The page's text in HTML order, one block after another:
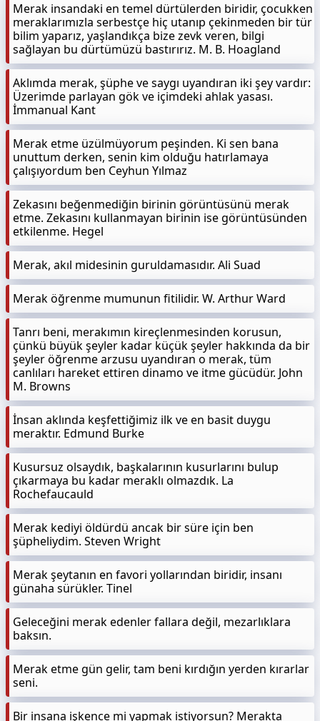
Merak insandaki en temel dürtülerden biridir, çocukken
meraklarımızla serbestçe hiç utanıp çekinmeden bir tür
bilim yaparız, yaşlandıkça bize zevk veren, bilgi
sağlayan bu dürtümüzü bastırırız. M. B. Hoagland
Aklımda merak, şüphe ve saygı uyandıran iki şey vardır:
Üzerimde parlayan gök ve içimdeki ahlak yasası.
İmmanual Kant
Merak etme üzülmüyorum peşinden. Ki sen bana
unuttum derken, senin kim olduğu hatırlamaya
çalışıyordum ben Ceyhun Yılmaz
Zekasını beğenmediğin birinin görüntüsünü merak
etme. Zekasını kullanmayan birinin ise görüntüsünden
etkilenme. Hegel
Merak, akıl midesinin guruldamasıdır. Ali Suad
Merak öğrenme mumunun fitilidir. W. Arthur Ward
Tanrı beni, merakımın kireçlenmesinden korusun,
çünkü büyük şeyler kadar küçük şeyler hakkında da bir
şeyler öğrenme arzusu uyandıran o merak, tüm
canlıları hareket ettiren dinamo ve itme gücüdür. John
M. Browns
İnsan aklında keşfettiğimiz ilk ve en basit duygu
meraktır. Edmund Burke
Kusursuz olsaydık, başkalarının kusurlarını bulup
çıkarmaya bu kadar meraklı olmazdık. La
Rochefaucauld
Merak kediyi öldürdü ancak bir süre için ben
şüpheliydim. Steven Wright
Merak şeytanın en favori yollarından biridir, insanı
günaha sürükler. Tinel
Geleceğini merak edenler fallara değil, mezarlıklara
baksın.
Merak etme gün gelir, tam beni kırdığın yerden kırarlar
seni.
Bir insana işkence mi yapmak istiyorsun? Merakta